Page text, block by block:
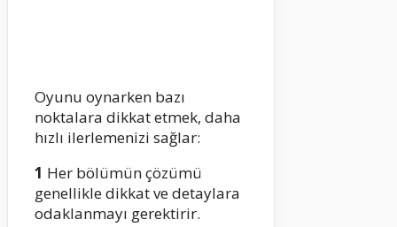
Oyunu oynarken bazı
noktalara dikkat etmek, daha
hızlı ilerlemenizi sağlar:
1 Her bölümün çözümü
genellikle dikkat ve detaylara
odaklanmayı gerektirir.